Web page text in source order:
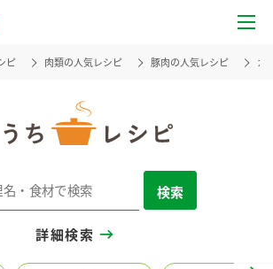
ピ 肉類の人気レシピ 豚肉の人気レシピ カ
検索
詳細検索